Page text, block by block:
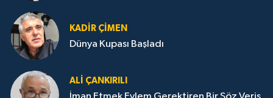
KADIR ÇIMEN
Dünya Kupası Başladı
ALI ÇANKIRILI